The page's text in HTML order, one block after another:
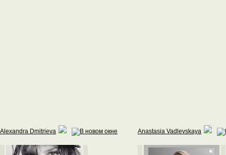
Alexandra Dmitrieva Anastasia Vadlevskaya